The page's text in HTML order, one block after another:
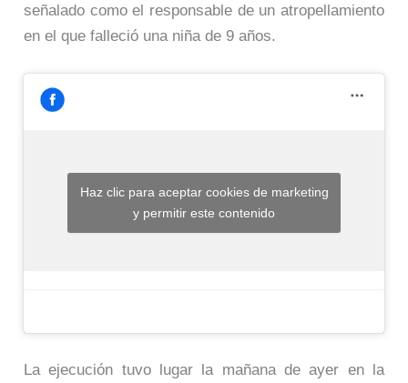
señalado como el responsable de un atropellamiento
en el que falleció una niña de 9 años.
Haz clic para aceptar cookies de marketing
y permitir este contenido
La ejecución tuvo lugar la mañana de ayer en la